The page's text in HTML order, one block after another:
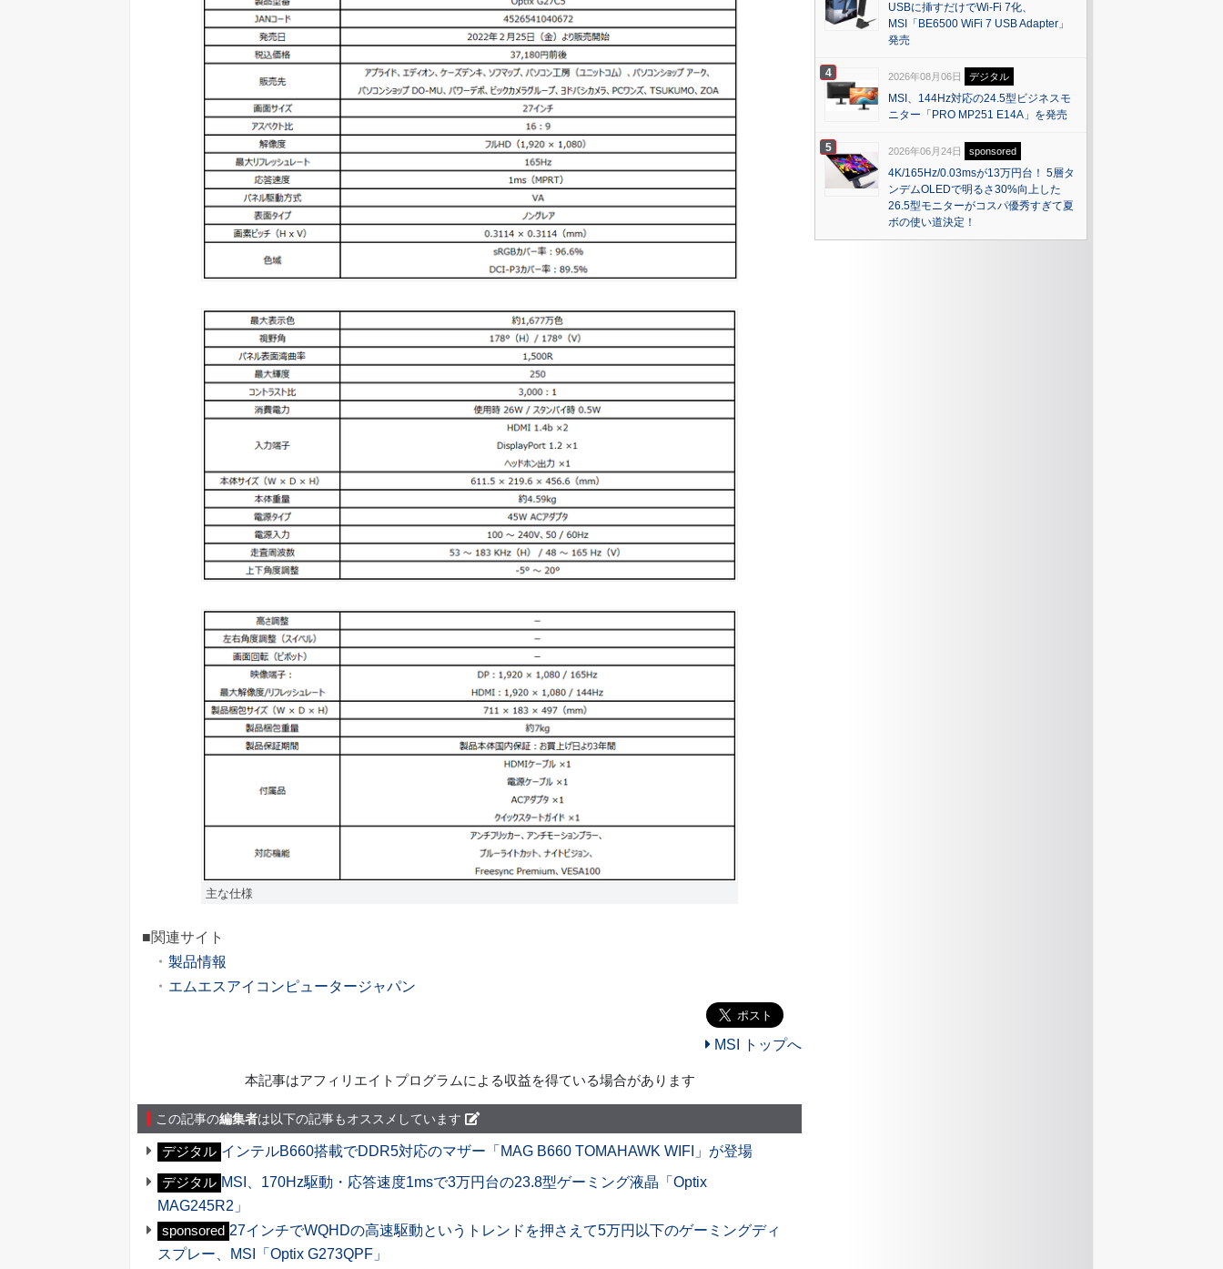
主な仕様
■関連サイト
製品情報
エムエスアイコンピュータージャパン
MSI トップへ
本記事はアフィリエイトプログラムによる収益を得ている場合があります
この記事の編集者は以下の記事もオススメしています
デジタル インテルB660搭載でDDR5対応のマザー「MAG B660 TOMAHAWK WIFI」が登場
デジタル MSI、170Hz駆動・応答速度1msで3万円台の23.8型ゲーミング液晶「Optix
MAG245R2」
sponsored 27インチでWQHDの高速駆動というトレンドを押さえて5万円以下のゲーミングディ
スプレー、MSI「Optix G273QPF」
USBに挿すだけでWi-Fi 7化、
MSI「BE6500 WiFi 7 USB Adapter」
発売
4 2026年08月06日 デジタル
MSI、144Hz対応の24.5型ビジネスモ
ニター「PRO MP251 E14A」を発売
5 2026年06月24日 sponsored
4K/165Hz/0.03msが13万円台！ 5層タ
ンデムOLEDで明るさ30%向上した
26.5型モニターがコスパ優秀すぎて夏
ボの使い道決定！